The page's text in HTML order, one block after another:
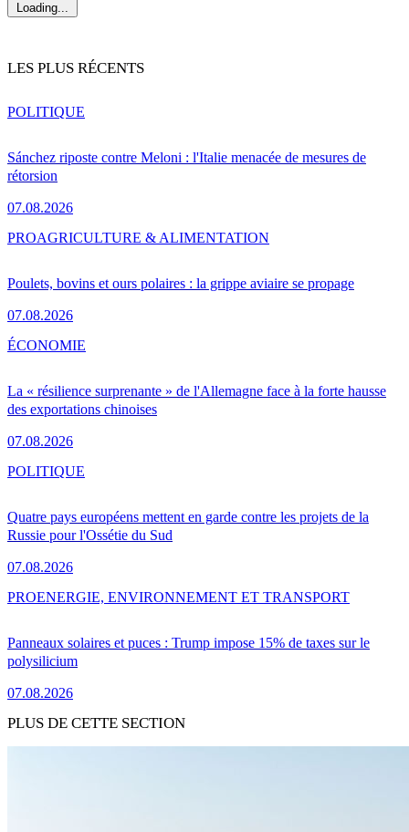
Loading...
LES PLUS RÉCENTS
Sánchez riposte contre Meloni : l'Italie menacée de mesures de
rétorsion
07.08.2026
POLITIQUE
Poulets, bovins et ours polaires : la grippe aviaire se propage
07.08.2026
PROAGRICULTURE & ALIMENTATION
La « résilience surprenante » de l'Allemagne face à la forte hausse
des exportations chinoises
07.08.2026
ÉCONOMIE
Quatre pays européens mettent en garde contre les projets de la
Russie pour l'Ossétie du Sud
07.08.2026
POLITIQUE
Panneaux solaires et puces : Trump impose 15% de taxes sur le
polysilicium
07.08.2026
PROENERGIE, ENVIRONNEMENT ET TRANSPORT
PLUS DE CETTE SECTION